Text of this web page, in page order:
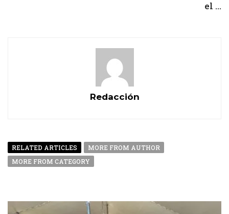
el ...
Redacción
RELATED ARTICLES
MORE FROM AUTHOR
MORE FROM CATEGORY